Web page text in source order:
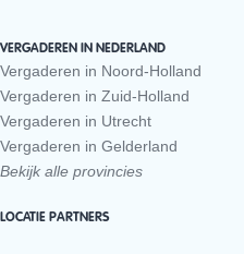
VERGADEREN IN NEDERLAND
Vergaderen in Noord-Holland
Vergaderen in Zuid-Holland
Vergaderen in Utrecht
Vergaderen in Gelderland
Bekijk alle provincies
LOCATIE PARTNERS